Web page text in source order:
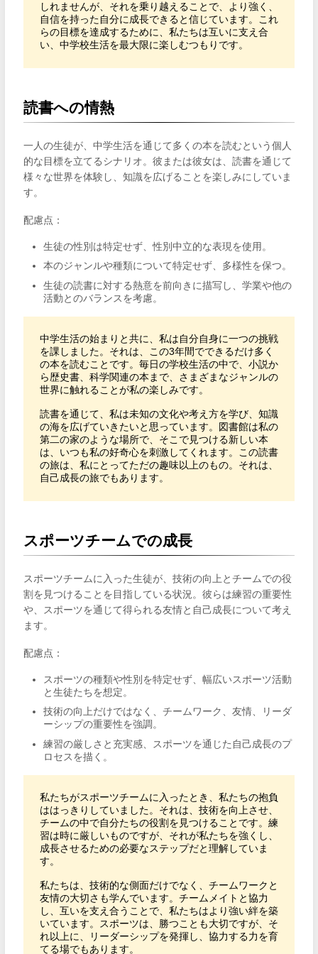
しれませんが、それを乗り越えることで、より強く、
自信を持った自分に成長できると信じています。これ
らの目標を達成するために、私たちは互いに支え合
い、中学校生活を最大限に楽しむつもりです。
読書への情熱
一人の生徒が、中学生活を通じて多くの本を読むという個人
的な目標を立てるシナリオ。彼または彼女は、読書を通じて
様々な世界を体験し、知識を広げることを楽しみにしていま
す。
配慮点：
生徒の性別は特定せず、性別中立的な表現を使用。
本のジャンルや種類について特定せず、多様性を保つ。
生徒の読書に対する熱意を前向きに描写し、学業や他の
活動とのバランスを考慮。
中学生活の始まりと共に、私は自分自身に一つの挑戦
を課しました。それは、この3年間でできるだけ多く
の本を読むことです。毎日の学校生活の中で、小説か
ら歴史書、科学関連の本まで、さまざまなジャンルの
世界に触れることが私の楽しみです。
読書を通じて、私は未知の文化や考え方を学び、知識
の海を広げていきたいと思っています。図書館は私の
第二の家のような場所で、そこで見つける新しい本
は、いつも私の好奇心を刺激してくれます。この読書
の旅は、私にとってただの趣味以上のもの。それは、
自己成長の旅でもあります。
スポーツチームでの成長
スポーツチームに入った生徒が、技術の向上とチームでの役
割を見つけることを目指している状況。彼らは練習の重要性
や、スポーツを通じて得られる友情と自己成長について考え
ます。
配慮点：
スポーツの種類や性別を特定せず、幅広いスポーツ活動
と生徒たちを想定。
技術の向上だけではなく、チームワーク、友情、リーダ
ーシップの重要性を強調。
練習の厳しさと充実感、スポーツを通じた自己成長のプ
ロセスを描く。
私たちがスポーツチームに入ったとき、私たちの抱負
ははっきりしていました。それは、技術を向上させ、
チームの中で自分たちの役割を見つけることです。練
習は時に厳しいものですが、それが私たちを強くし、
成長させるための必要なステップだと理解していま
す。
私たちは、技術的な側面だけでなく、チームワークと
友情の大切さも学んでいます。チームメイトと協力
し、互いを支え合うことで、私たちはより強い絆を築
いています。スポーツは、勝つことも大切ですが、そ
れ以上に、リーダーシップを発揮し、協力する力を育
てる場でもあります。